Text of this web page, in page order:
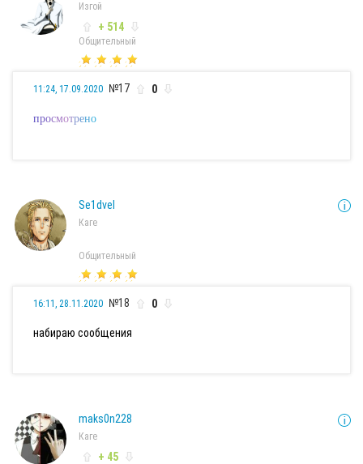
Изгой
+ 514
Общительный
11:24, 17.09.2020 №17 0
просмотрено
Se1dvel
Каге
Общительный
16:11, 28.11.2020 №18 0
набираю сообщения
maks0n228
Каге
+ 45